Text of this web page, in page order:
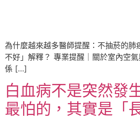
為什麼越來越多醫師提醒：不抽菸的肺
不好」解釋？ 專業提醒｜關於室內空
係 […]
白血病不是突然發
最怕的，其實是「